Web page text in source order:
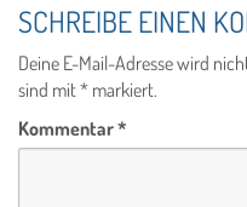
SCHREIBE EINEN
Deine E-Mail-Adresse wird
sind mit* markiert.
Kommentar*